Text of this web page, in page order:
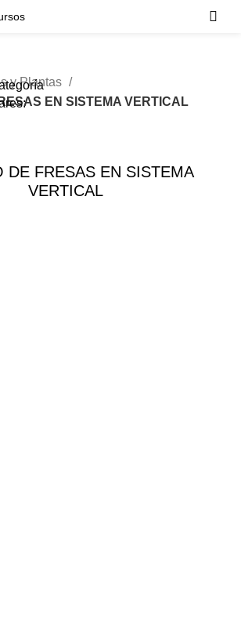
y Plantas
EN SISTEMA VERTICAL
DE FRESAS EN SISTEMA
VERTICAL